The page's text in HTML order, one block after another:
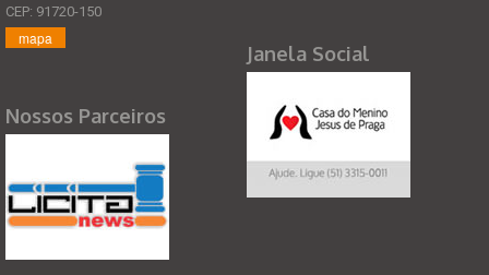
CEP: 91720-150
mapa
Nossos Parceiros
Janela Social